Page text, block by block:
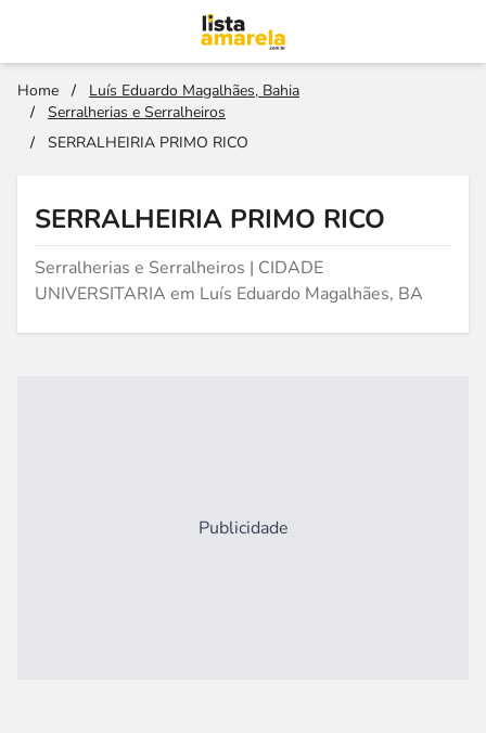
Home /
Luís Eduardo Magalhães, Bahia
/
Serralherias e Serralheiros
/
SERRALHEIRIA PRIMO RICO
SERRALHEIRIA PRIMO RICO
Serralherias e Serralheiros | CIDADE
UNIVERSITARIA em Luís Eduardo Magalhães, BA
Publicidade